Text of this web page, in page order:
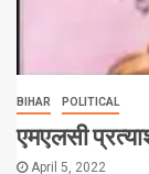
BIHAR POLITICAL
एमएलसी
April 5, 2022